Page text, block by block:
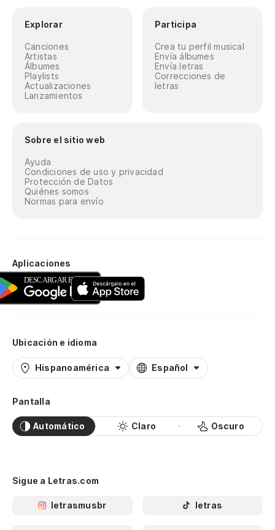
Explorar
Canciones
Artistas
Álbumes
Playlists
Actualizaciones
Lanzamientos
Participa
Crea tu perfil musical
Envía álbumes
Envía letras
Correcciones de
letras
Sobre el sitio web
Ayuda
Condiciones de uso y privacidad
Protección de Datos
Quiénes somos
Normas para envío
Aplicaciones
Ubicación e idioma
Hispanoamérica Español
Pantalla
Automático Claro Oscuro
Sigue a Letras.com
letrasmusbr letras